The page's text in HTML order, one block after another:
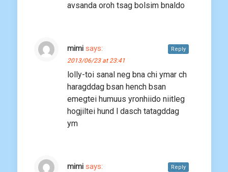
avsanda oroh tsag bolsim bnaldo
mimi says:
2013/06/23 at 23:41
lolly-toi sanal neg bna chi ymar ch
haragddag bsan hench bsan
emegtei humuus yronhiido niitleg
hogjiltei hund l dasch tatagddag
ym
Reply
mimi says: Reply